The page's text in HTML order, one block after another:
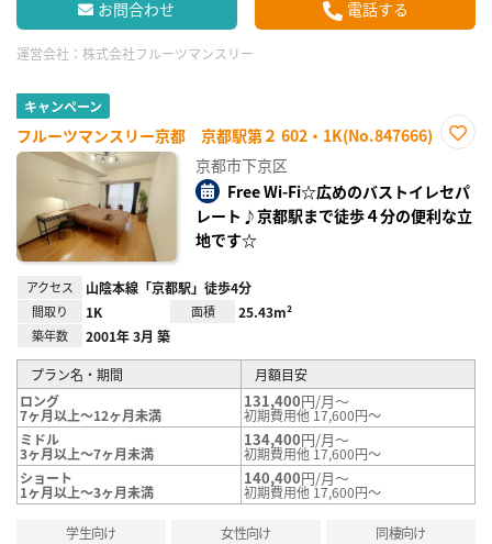
お問合わせ 電話する
運営会社： 株式会社フルーツマンスリー
キャンペーン
フルーツマンスリー京都 京都駅第２ 602・1K(No.847666)
り登
録
京都市下京区
Free Wi-Fi☆広めのバストイレセパ
レート♪京都駅まで徒歩４分の便利な立
地です☆
アクセス 山陰本線「京都駅」徒歩4分
間取り 1K 面積 25.43m²
築年数 2001年 3月 築
プラン名・期間
月額目安
ロング
7ヶ月以上～12ヶ月未満
131,400円/月～
初期費用他 17,600円～
ミドル
3ヶ月以上～7ヶ月未満
134,400円/月～
初期費用他 17,600円～
ショート
1ヶ月以上～3ヶ月未満
140,400円/月～
初期費用他 17,600円～
学生向け 女性向け
同棲向け